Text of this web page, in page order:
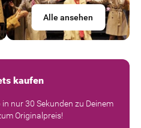
Alle ansehen
kaufen
nur 30 Sekunden zu Deinem
Originalpreis!